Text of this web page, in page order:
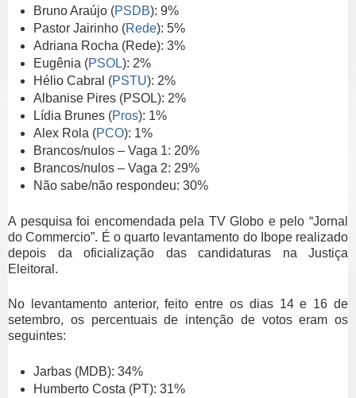
Bruno Araújo (PSDB): 9%
Pastor Jairinho (Rede): 5%
Adriana Rocha (Rede): 3%
Eugênia (PSOL): 2%
Hélio Cabral (PSTU): 2%
Albanise Pires (PSOL): 2%
Lídia Brunes (Pros): 1%
Alex Rola (PCO): 1%
Brancos/nulos – Vaga 1: 20%
Brancos/nulos – Vaga 2: 29%
Não sabe/não respondeu: 30%
A pesquisa foi encomendada pela TV Globo e pelo “Jornal
do Commercio”. É o quarto levantamento do Ibope realizado
depois da oficialização das candidaturas na Justiça
Eleitoral.
No
levantamento anterior, feito entre os dias 14 e 16 de
setembro, os percentuais de intenção de votos eram os
seguintes:
Jarbas (MDB): 34%
Humberto Costa (PT): 31%